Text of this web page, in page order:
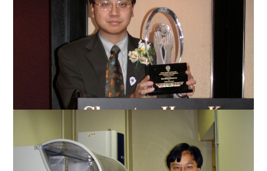
李嘉诚先生出席圣保罗男女中学早会时再次呼吁，政府要
更重视策略教育投资及对...